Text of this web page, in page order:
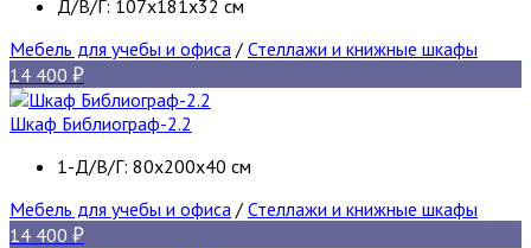
Д/В/Г: 107х181х32 см
Мебель для учебы и офиса / Стеллажи и книжные шкафы
14 400
Шкаф Библиограф-2.2
1-Д/В/Г: 80х200х40 см
Мебель для учебы и офиса / Стеллажи и книжные шкафы
14 400